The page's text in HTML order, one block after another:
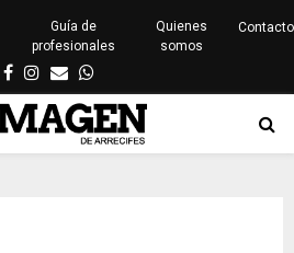
Guía de
profesionales
Quienes
somos
Contacto
Facebook
Instagram
EmailWhatsapp